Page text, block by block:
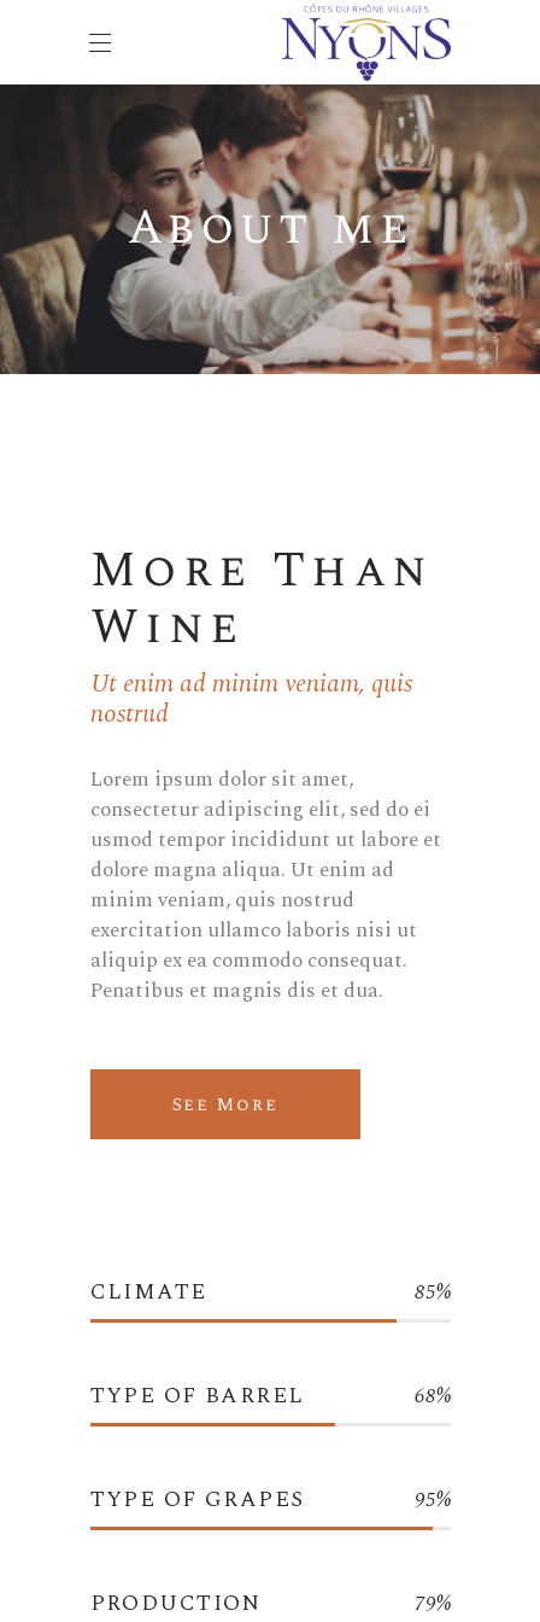
About me
More Than
Wine
Ut enim ad minim veniam, quis
nostrud
Lorem ipsum dolor sit amet,
consectetur adipiscing elit, sed do ei
usmod tempor incididunt ut labore et
dolore magna aliqua. Ut enim ad
minim veniam, quis nostrud
exercitation ullamco laboris nisi ut
aliquip ex ea commodo consequat.
Penatibus et magnis dis et dua.
See More
CLIMATE 85%
TYPE OF BARREL 68%
TYPE OF GRAPES 95%
PRODUCTION 79%